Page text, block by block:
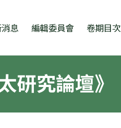
息 編輯委員會 卷期目次
研究論壇》